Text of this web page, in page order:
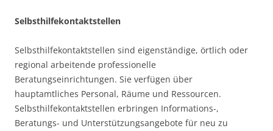
Selbsthilfekontaktstellen
Selbsthilfekontaktstellen sind eigenständige, örtlich oder
regional arbeitende professionelle
Beratungseinrichtungen. Sie verfügen über
hauptamtliches Personal, Räume und Ressourcen.
Selbsthilfekontaktstellen erbringen Informations-,
Beratungs- und Unterstützungsangebote für neu zu